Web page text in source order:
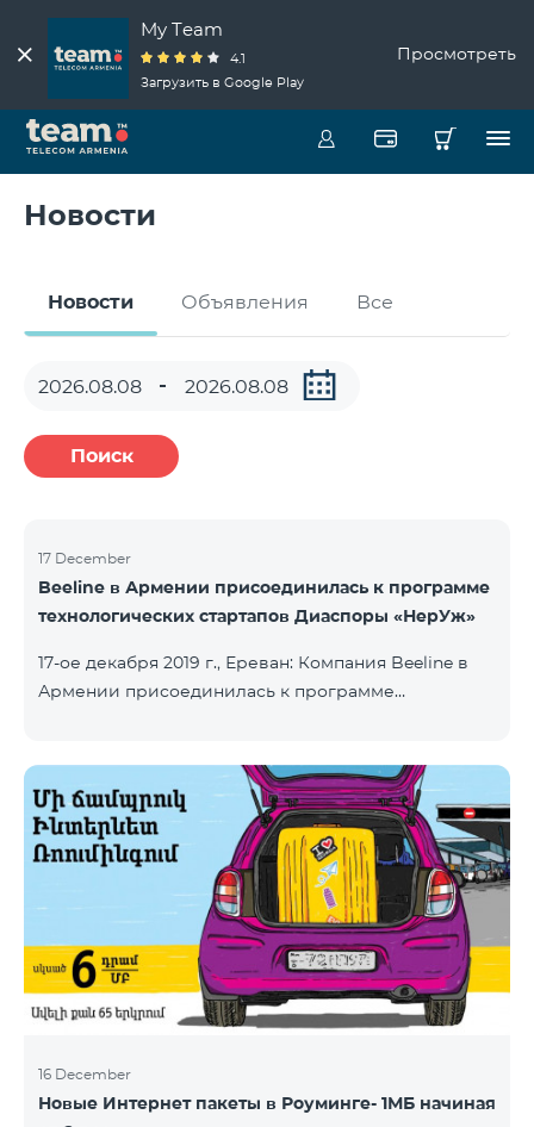
My Team
4.1
Загрузить в Google Play
Просмотреть
Новости
Новости Объявления Все
Поиск
17 December
Beeline в Армении присоединилась к программе
технологических стартапов Диаспоры «НерУж»
17-ое декабря 2019 г., Ереван: Компания Beeline в
Армении присоединилась к программе
высокотехнологичной промышленности РА и
офисом главного комиссара по делам диаспоры
РА. Основная цель программы - привлечение
талантливых предпринимателей, инженеров из
диаспоры, стимулирование репатриации, а также
развитие стартап-экосистемы в Армении.
Программа позволяет превратить
технологические идеи и проекты прож
16 December
Новые Интернет пакеты в Роуминге- 1МБ начиная